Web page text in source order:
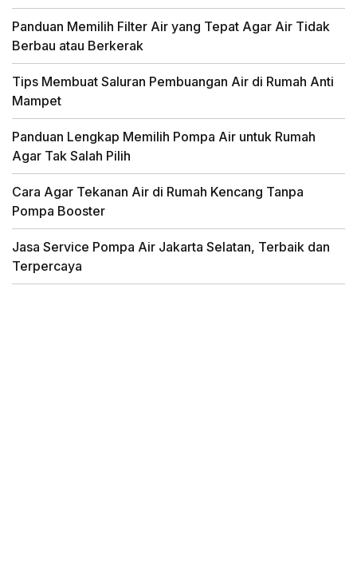
Panduan Memilih Filter Air yang Tepat Agar Air Tidak
Berbau atau Berkerak
Tips Membuat Saluran Pembuangan Air di Rumah Anti
Mampet
Panduan Lengkap Memilih Pompa Air untuk Rumah
Agar Tak Salah Pilih
Cara Agar Tekanan Air di Rumah Kencang Tanpa
Pompa Booster
Jasa Service Pompa Air Jakarta Selatan, Terbaik dan
Terpercaya